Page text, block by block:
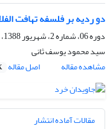
دو ردیه بر فلسفه تهافت
دوره 06، شماره 2، شهریور 1388، صفحه
سید محمود یوسف ثانی
مشاهده مقاله
اصل مقاله
مقالات آماده انتشار